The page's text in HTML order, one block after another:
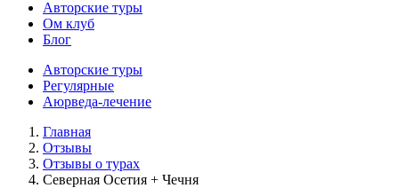
Авторские туры
Ом клуб
Блог
Авторские туры
Регулярные
Аюрведа-лечение
Главная
Отзывы
Отзывы о турах
Северная Осетия + Чечня